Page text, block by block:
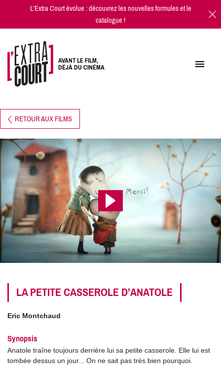
L’Extra Court évolue : découvrez lesnouvelles formulesetle
catalogue!
AVANT LE FILM,
DÉJÀ DU CINÉMA
RETOUR AUX FILMS
LA PETITE CASSEROLE D’ANATOLE
Eric Montchaud
Synopsis
Anatole traîne toujours derrière lui sa petite casserole. Elle lui est
tombée dessus un jour... On ne sait pas très bien pourquoi.